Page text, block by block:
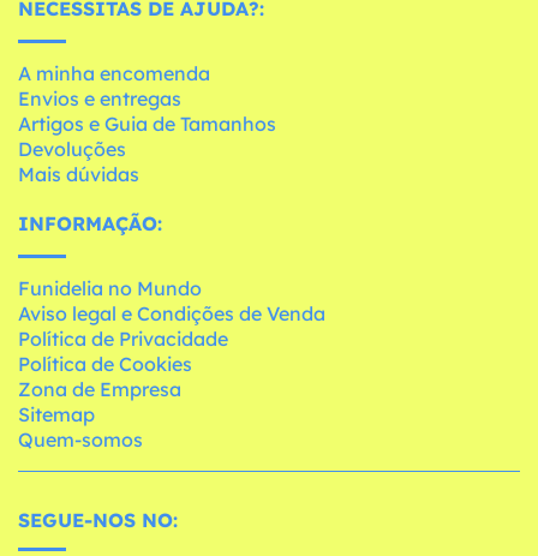
NECESSITAS DE AJUDA?:
A minha encomenda
Envios e entregas
Artigos e Guia de Tamanhos
Devoluções
Mais dúvidas
INFORMAÇÃO:
Funidelia no Mundo
Aviso legal e Condições de Venda
Política de Privacidade
Política de Cookies
Zona de Empresa
Sitemap
Quem-somos
SEGUE-NOS NO: